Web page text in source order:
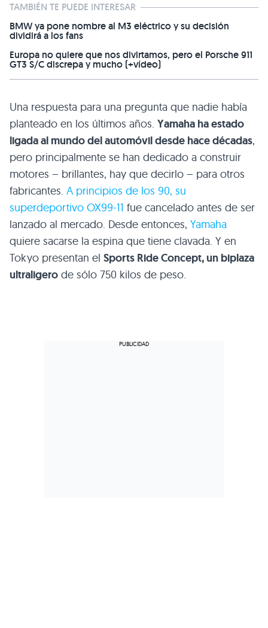
TAMBIÉN TE PUEDE INTERESAR
BMW ya pone nombre al M3 eléctrico y su decisión
dividirá a los fans
Europa no quiere que nos divirtamos, pero el Porsche 911
GT3 S/C discrepa y mucho (+vídeo)
Una respuesta para una pregunta que nadie había
planteado en los últimos años. Yamaha ha estado
ligada al mundo del automóvil desde hace décadas,
pero principalmente se han dedicado a construir
motores – brillantes, hay que decirlo – para otros
fabricantes. A principios de los 90, su
superdeportivo OX99-11 fue cancelado antes de ser
lanzado al mercado. Desde entonces, Yamaha
quiere sacarse la espina que tiene clavada. Y en
Tokyo presentan el Sports Ride Concept, un biplaza
ultraligero de sólo 750 kilos de peso.